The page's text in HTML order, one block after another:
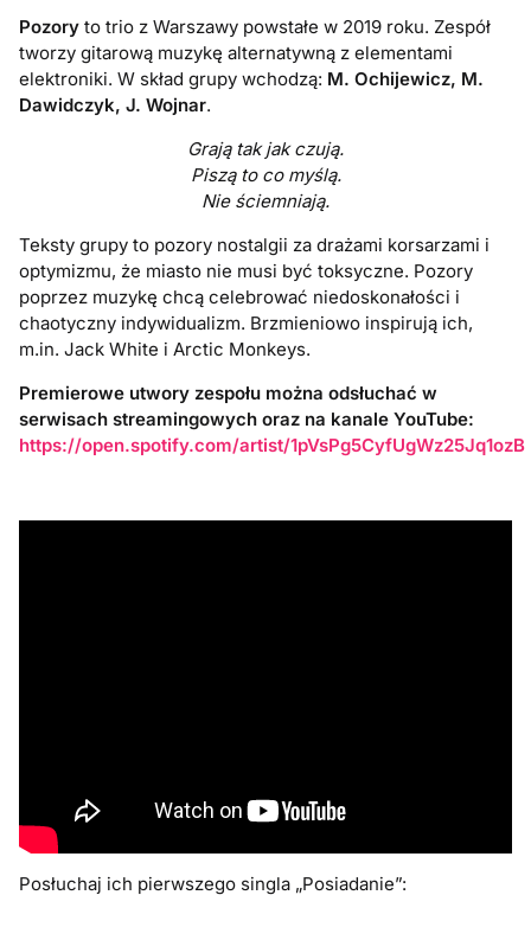
Pozory to trio z Warszawy powstałe w 2019 roku. Zespół
tworzy gitarową muzykę alternatywną z elementami
elektroniki. W skład grupy wchodzą: M. Ochijewicz, M.
Dawidczyk, J. Wojnar.
Grają tak jak czują.
Piszą to co myślą.
Nie ściemniają.
Teksty grupy to pozory nostalgii za drażami korsarzami i
optymizmu, że miasto nie musi być toksyczne. Pozory
poprzez muzykę chcą celebrować niedoskonałości i
chaotyczny indywidualizm. Brzmieniowo inspirują ich,
m.in. Jack White i Arctic Monkeys.
Premierowe utwory zespołu można odsłuchać w
serwisach streamingowych oraz na kanale YouTube:
https://open.spotify.com/artist/1pVsPg5CyfUgWz25Jq1ozB
Posłuchaj ich pierwszego singla „Posiadanie”: